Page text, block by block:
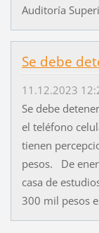
Auditoría
Se debe
11.12.2023
Se debe
el teléfono
tienen
pesos. De
casa de
300 mil pesos